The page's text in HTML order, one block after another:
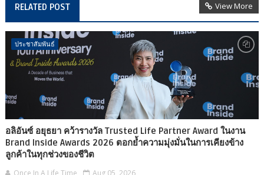
RELATED POST View More
ประชาสัมพันธ์
อลิอันซ์ อยุธยา คว้ารางวัล Trusted Life Partner Award ในงาน
Brand Inside Awards 2026 ตอกย้ำความมุ่งมั่นในการเคียงข้าง
ลูกค้าในทุกช่วงของชีวิต